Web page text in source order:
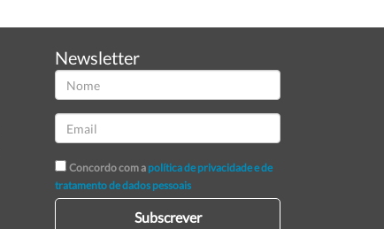
Newsletter
Concordo com a política de privacidade e de
tratamento de dados pessoais
Subscrever